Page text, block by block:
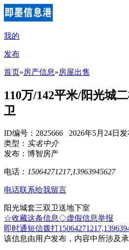
我的
发布
首页»房产信息»房屋出售
110万/142平米/阳光城
卫
ID编号：2825666 2026年5月24日
类型： 实名中介
发布：博智房产
电话： 15064271217,13963945627
电话联系给我留言
阳光城套三双卫送地下室
☆收藏这条信息◇虚假信息举报
即时通短信拨打
该信息由用户发布，内容中所涉及